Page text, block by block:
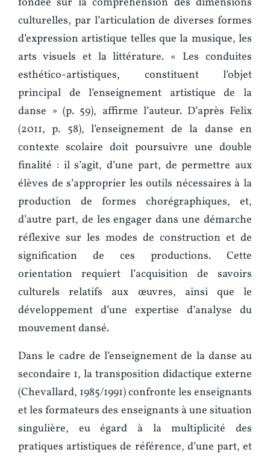
culturelles, par l’articulation de diverses formes
d’expression artistique telles que la musique, les
arts visuels et la littérature. « Les conduites
esthético-artistiques, constituent l’objet
principal de l’enseignement artistique de la
danse » (p. 59), affirme l’auteur. D’après Felix
(2011, p. 58), l’enseignement de la danse en
contexte scolaire doit poursuivre une double
finalité : il s’agit, d’une part, de permettre aux
élèves de s’approprier les outils nécessaires à la
production de formes chorégraphiques, et,
d’autre part, de les engager dans une démarche
réflexive sur les modes de construction et de
signification de ces productions. Cette
orientation requiert l’acquisition de savoirs
culturels relatifs aux œuvres, ainsi que le
développement d’une expertise d’analyse du
mouvement dansé.
Dans le cadre de l’enseignement de la danse au
secondaire 1, la transposition didactique externe
(Chevallard, 1985/1991) confronte les enseignants
et les formateurs des enseignants à une situation
singulière, eu égard à la multiplicité des
pratiques artistiques de référence, d’une part, et